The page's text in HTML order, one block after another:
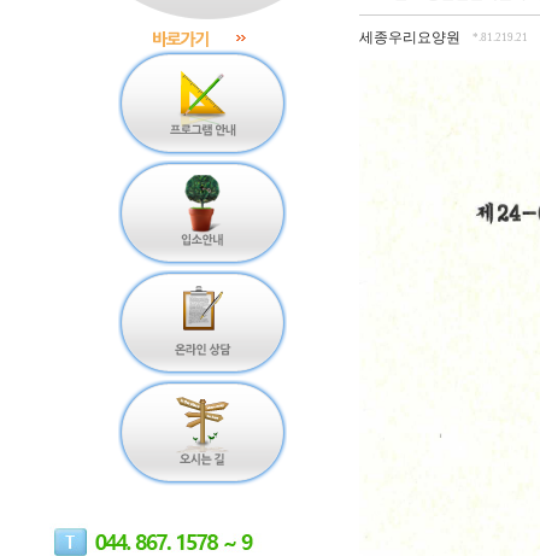
세종우리요양원 *.81.219.21